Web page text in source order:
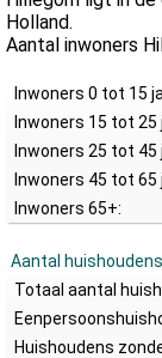
Holland.
Aantal inwoners
Inwoners 0 tot 15
Inwoners 15 tot 25
Inwoners 25 tot 45
Inwoners 45 tot 65
Inwoners 65+:
Aantal
Totaal aantal
Huishoudens